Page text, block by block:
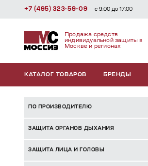
Продажа средств
индивидуальной защиты в
Москве и регионах
КАТАЛОГ ТОВАРОВ БРЕНДЫ
+7 (495) 323-59-09 с 9:00 до 17:00
ПО ПРОИЗВОДИТЕЛЮ
ЗАЩИТА ОРГАНОВ ДЫХАНИЯ
ЗАЩИТА ЛИЦА И ГОЛОВЫ